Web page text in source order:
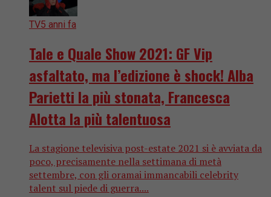
TV5 anni fa
Tale e Quale Show 2021: GF Vip
asfaltato, ma l’edizione è shock! Alba
Parietti la più stonata, Francesca
Alotta la più talentuosa
La stagione televisiva post-estate 2021 si è avviata da
poco, precisamente nella settimana di metà
settembre, con gli oramai immancabili celebrity
talent sul piede di guerra....